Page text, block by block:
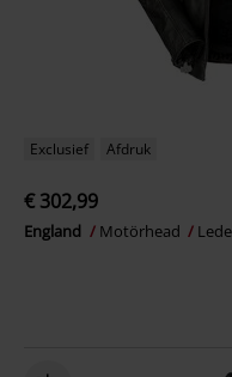
Exclusief Afdruk
€ 302,99
England Motörhead